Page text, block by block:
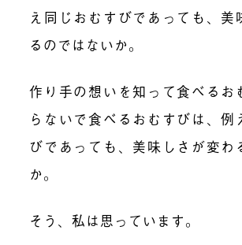
え同じおむすびであっても、美
るのではないか。
作り手の想いを知って食べるお
らないで食べるおむすびは、例
びであっても、美味しさが変わ
か。
そう、私は思っています。